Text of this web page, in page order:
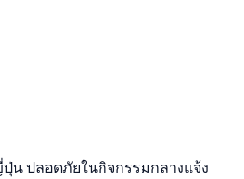
ปลอดภัยในกิจกรรมกลางแจ้ง